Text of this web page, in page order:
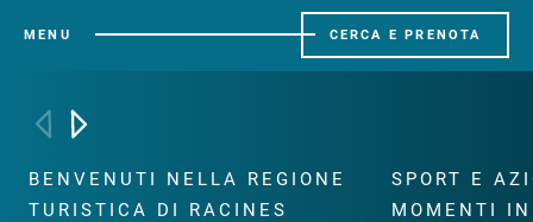
MENU CERCA E PRENOTA
BENVENUTI NELLA REGIONE
TURISTICA DI RACINES
SPORT E
MOMENTI